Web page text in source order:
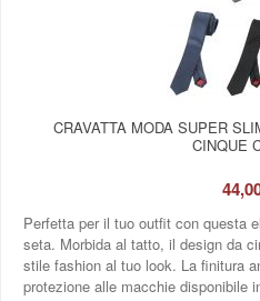
CRAVATTA MODA SUPER
CINQUE
Perfetta per il tuo outfit con questa
seta. Morbida al tatto, il design da
stile fashion al tuo look. La finitura
protezione alle macchie disponibile